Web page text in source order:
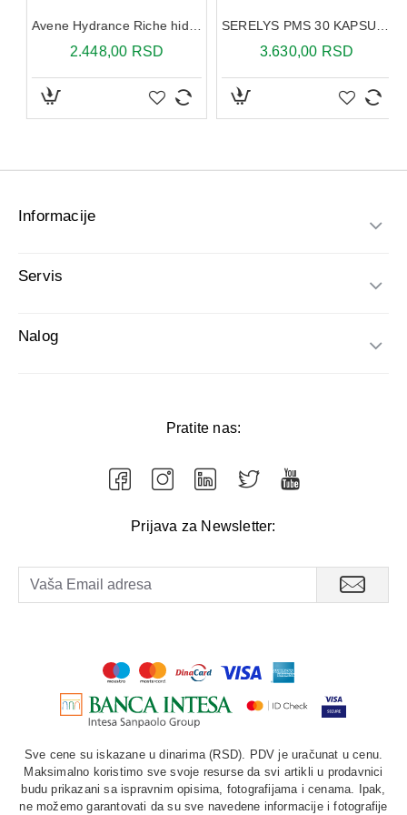
Avene Hydrance Riche hidrirajuća krema 40ml
2.448,00 RSD
SERELYS PMS 30 KAPSULA
3.630,00 RSD
Informacije
Servis
Nalog
Pratite nas:
Prijava za Newsletter:
Sve cene su iskazane u dinarima (RSD). PDV je uračunat u cenu.
Maksimalno koristimo sve svoje resurse da svi artikli u prodavnici
budu prikazani sa ispravnim opisima, fotografijama i cenama. Ipak,
ne možemo garantovati da su sve navedene informacije i fotografije